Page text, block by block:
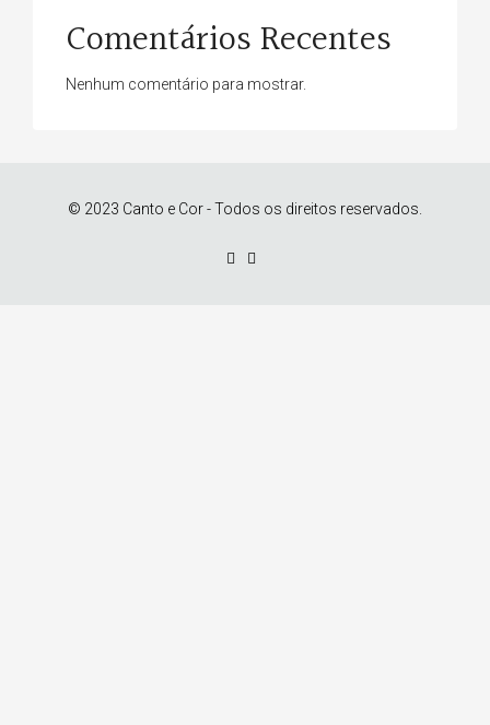
Comentários Recentes
Nenhum comentário para mostrar.
© 2023 Canto e Cor - Todos os direitos reservados.